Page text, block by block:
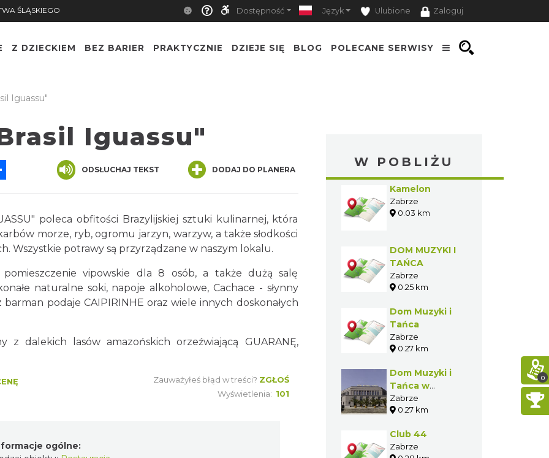
ŚLĄSKIEGO Dostępność Język Ulubione Zaloguj
Z DZIECKIEM BEZ BARIER PRAKTYCZNIE DZIEJE SIĘ BLOG POLECANE SERWISY
Iguassu"
Iguassu"
ODSŁUCHAJ TEKST DODAJ DO PLANERA
poleca obfitości Brazylijskiej sztuki kulinarnej, która
morze, ryb, ogromu jarzyn, warzyw, a także słodkości
Wszystkie potrawy są przyrządzane w naszym lokalu.
vipowskie dla 8 osób, a także dużą salę
naturalne soki, napoje alkoholowe, Cachace - słynny
podaje CAIPIRINHE oraz wiele innych doskonałych
z dalekich lasów amazońskich orzeźwiającą GUARANĘ,
Zauważyłeś błąd w treści? ZGŁOŚ
Wyświetlenia: 101
ogólne:
W POBLIŻU
Kamelon
Zabrze
0.03 km
DOM MUZYKI I
TAŃCA
Zabrze
0.25 km
Dom Muzyki i
Tańca
Zabrze
0.27 km
Dom Muzyki i
Tańca w
Zabrzu
Zabrze
0.27 km
Club 44
Zabrze
0